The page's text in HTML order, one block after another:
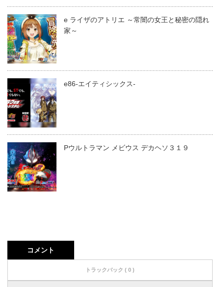
e ライザのアトリエ ～常闇の女王と秘密の隠れ
家～
e86-エイティシックス-
Pウルトラマン メビウス デカヘソ３１９
コメント
トラックバック ( 0 )